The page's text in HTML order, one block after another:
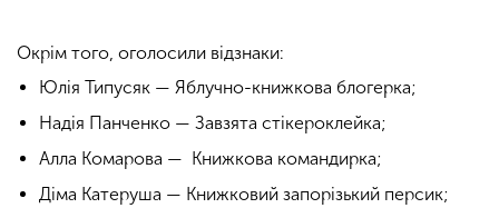
Окрім того, оголосили відзнаки:
Юлія Типусяк — Яблучно-книжкова блогерка;
Надія Панченко — Завзята стікероклейка;
Алла Комарова — Книжкова командирка;
Діма Катеруша — Книжковий запорізький персик;